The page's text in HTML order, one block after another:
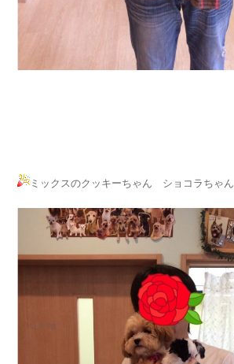
ミックスのクッキーちゃん ショコラちゃん